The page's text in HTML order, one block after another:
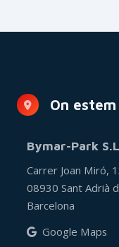
On estem
Bymar-Park
Carrer Joan Miró,
08930 Sant Adrià
Barcelona
Google Maps